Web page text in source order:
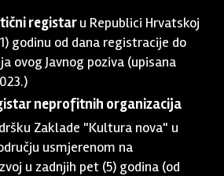
registaru Republici Hrvatskoj
godinu od dana registracije do
ovog Javnog poziva (upisana
neprofitnih organizacija
Zaklade "Kultura nova" u
usmjerenom na
u zadnjih pet (5) godina (od